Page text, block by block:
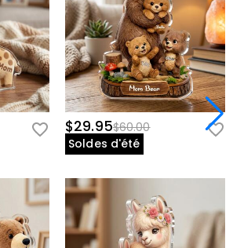
$29.95$60.00
Soldes d'été